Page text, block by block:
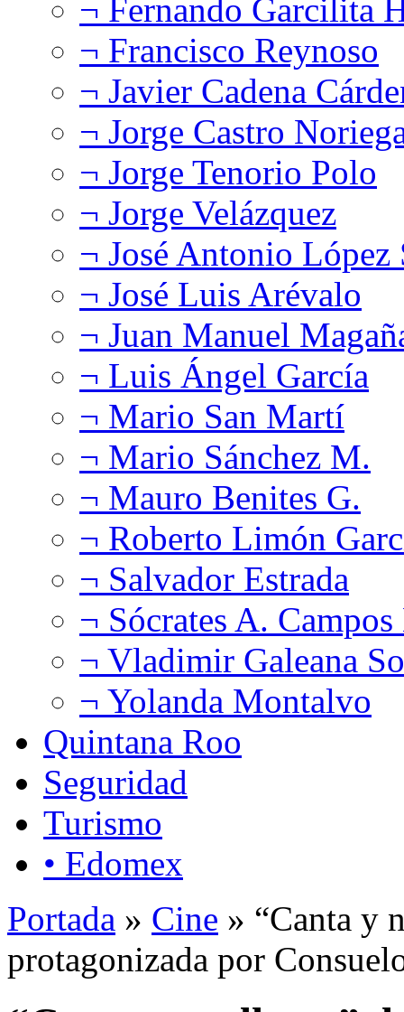
¬ Fernando Garcilita
¬ Francisco Reynoso
¬ Javier Cadena
¬ Jorge Castro
¬ Jorge Tenorio Polo
¬ Jorge Velázquez
¬ José Antonio López
¬ José Luis Arévalo
¬ Juan Manuel
¬ Luis Ángel García
¬ Mario San Martí
¬ Mario Sánchez M.
¬ Mauro Benites G.
¬ Roberto Limón
¬ Salvador Estrada
¬ Sócrates A.
¬ Vladimir Galeana
¬ Yolanda Montalvo
Quintana Roo
Seguridad
Turismo
• Edomex
Portada » Cine » “Canta y
protagonizada por